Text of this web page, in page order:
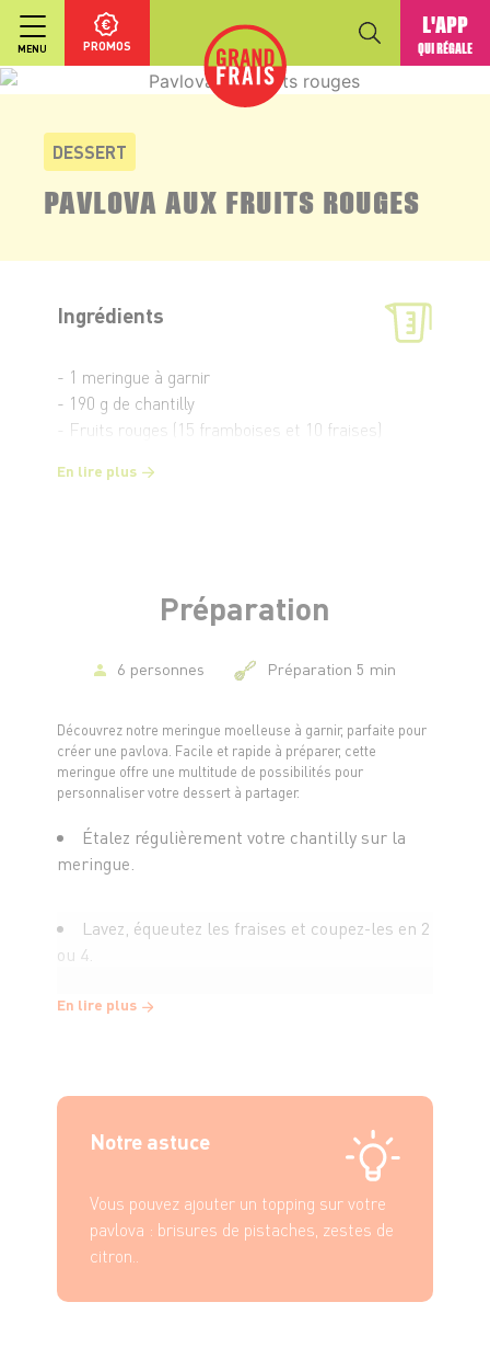
MENU PROMOS
L'APP
QUI RÉGALE
DESSERT
PAVLOVA AUX FRUITS ROUGES
Ingrédients
- 1 meringue à garnir
- 190 g de chantilly
- Fruits rouges (15 framboises et 10 fraises)
En lire plus
Préparation
6 personnes Préparation 5 min
Découvrez notre meringue moelleuse à garnir, parfaite pour
créer une pavlova. Facile et rapide à préparer, cette
meringue offre une multitude de possibilités pour
personnaliser votre dessert à partager.
Étalez régulièrement votre chantilly sur la
meringue.
Lavez, équeutez les fraises et coupez-les en 2
ou 4.
Répartissez les framboises sur la chantilly
En lire plus
Notre astuce
Vous pouvez ajouter un topping sur votre
pavlova : brisures de pistaches, zestes de
citron..